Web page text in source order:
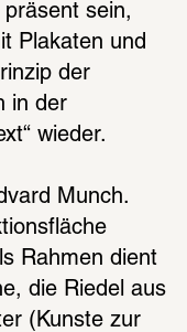
sein,
Plakaten und
der
in der
wieder.
Munch.
Rahmen dient
die Riedel aus
(Kunste zur